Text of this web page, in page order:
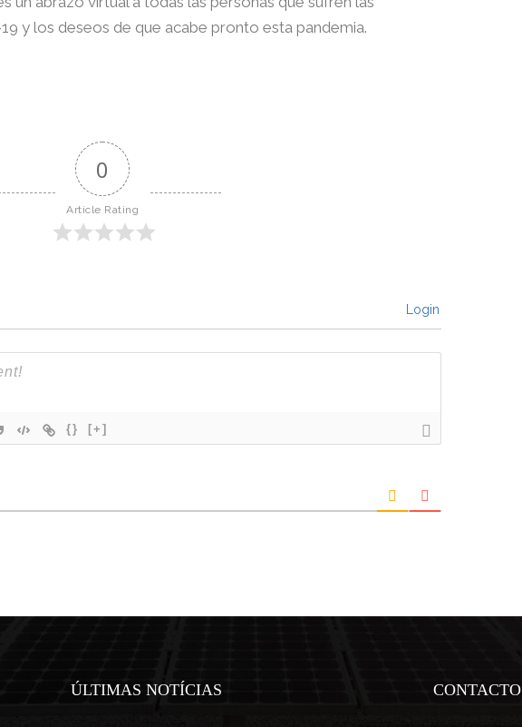
y los deseos de que acabe pronto esta pandemia.
0
Article Rating
Login
{} [+]
ÚLTIMAS NOTÍCIAS CONTACTO